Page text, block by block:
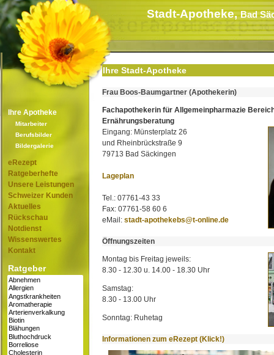
Stadt-Apotheke,Bad
Ihre Apotheke
Mitarbeiter
Berufsbilder
Bildergalerie
eRezept
Ratgeberhefte
Unsere Leistungen
Schweizer Kunden
Aktuelles
Rückschau
Notdienst
Wissenswertes
Kontakt
Ratgeber
Ihre Stadt-Apotheke
Frau Boos-Baumgartner (Apothekerin)
Fachapothekerin für Allgemeinpharmazie
Ernährungsberatung
Eingang: Münsterplatz 26
und Rheinbrückstraße 9
79713 Bad Säckingen
Lageplan
Tel.: 07761-43 33
Fax: 07761-58 60 6
eMail: stadt-apothekebs@t-online.de
Öffnungszeiten
Montag bis Freitag jeweils:
8.30 - 12.30 u. 14.00 - 18.30 Uhr
Samstag:
8.30 - 13.00 Uhr
Sonntag: Ruhetag
Informationen zum eRezept (Klick!)